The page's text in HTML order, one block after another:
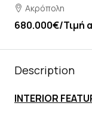
Ακρόπολη
680.000€/Τιμή
Description
INTERIOR